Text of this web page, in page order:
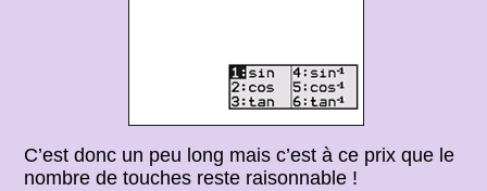
C’est donc un peu long mais c’est à ce prix que le
nombre de touches reste raisonnable !